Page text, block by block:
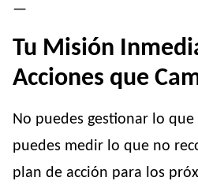
—
Tu Misión
Acciones que
No puedes gestionar lo
puedes medir lo que no
plan de acción para los